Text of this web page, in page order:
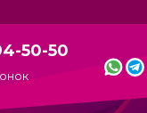
50-50